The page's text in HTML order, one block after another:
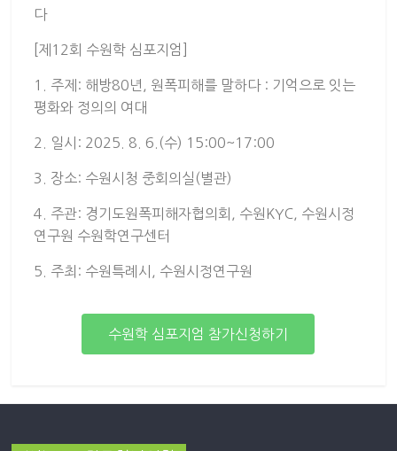
다
[제12회 수원학 심포지엄]
1. 주제: 해방80년, 원폭피해를 말하다 : 기억으로 잇는
평화와 정의의 여대
2. 일시: 2025. 8. 6.(수) 15:00~17:00
3. 장소: 수원시청 중회의실(별관)
4. 주관: 경기도원폭피해자협의회, 수원KYC, 수원시정
연구원 수원학연구센터
5. 주최: 수원특례시, 수원시정연구원
수원학 심포지엄 참가신청하기